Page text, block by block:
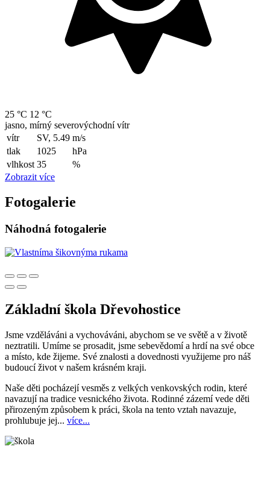
25 °C 12 °C
jasno, mírný severovýchodní vítr
vítr
SV, 5.49 m/s
tlak
1025
hPa
vlhkost 35
%
Zobrazit více
Fotogalerie
Náhodná fotogalerie
Základní škola Dřevohostice
Jsme vzděláváni a vychováváni, abychom se ve světě a v životě
neztratili. Umíme se prosadit, jsme sebevědomí a hrdí na své obce
a místo, kde žijeme. Své znalosti a dovednosti využijeme pro náš
budoucí život v našem krásném kraji.
Naše děti pocházejí vesměs z velkých venkovských rodin, které
navazují na tradice vesnického života. Rodinné zázemí vede děti
přirozeným způsobem k práci, škola na tento vztah navazuje,
prohlubuje jej... více...